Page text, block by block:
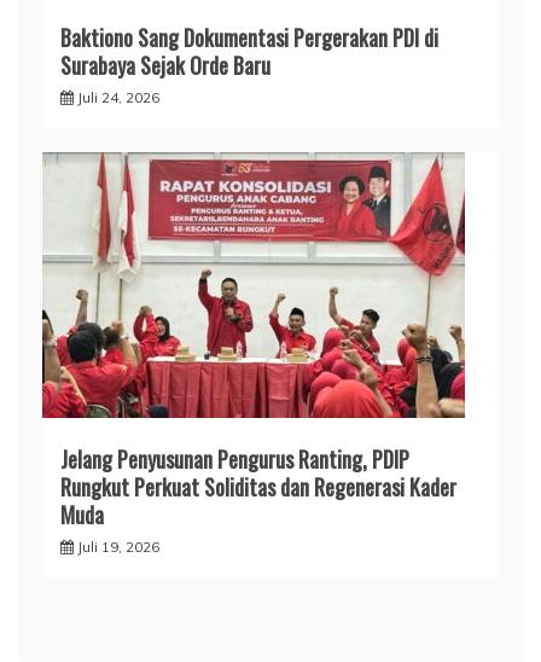
Baktiono Sang Dokumentasi Pergerakan PDI di
Surabaya Sejak Orde Baru
Juli 24, 2026
Jelang Penyusunan Pengurus Ranting, PDIP
Rungkut Perkuat Soliditas dan Regenerasi Kader
Muda
Juli 19, 2026